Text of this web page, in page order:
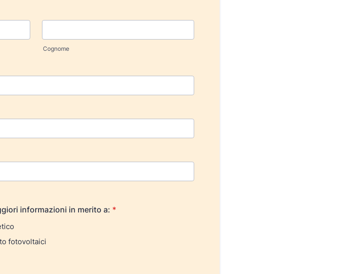
Cognome
informazioni in merito a: *
fotovoltaici